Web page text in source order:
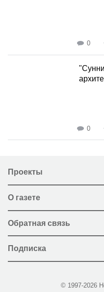
0
0
Проекты
О газете
Обратная связь
Подписка
© 1997-2026